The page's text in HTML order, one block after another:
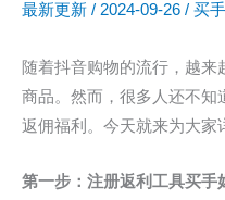
最新更新 / 2024-09-26 / 买
随着抖音购物的流行，越
商品。然而，很多人还不知
返佣福利。今天就来为大家
第一步：注册返利工具买手